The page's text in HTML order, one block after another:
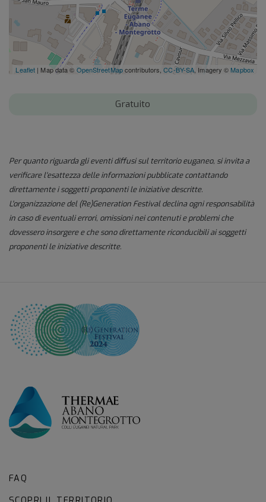
Leaflet | Map data © OpenStreetMapcontributors,CC-BY-SA , Imagery ©Mapbox
Gratuito
Per quanto riguarda gli eventi diffusi sul territorio euganeo, si invita a
verificare l'esattezza delle informazioni pubblicate contattando
direttamente i soggetti proponenti le iniziative descritte.
L'organizzazione del (Re)Generation Festival declina ogni responsabilità
in caso di eventuali errori, omissioni nei contenuti e problemi che
dovessero insorgere e che sono direttamente riconducibili ai soggetti
proponenti le iniziative descritte.
FAQ